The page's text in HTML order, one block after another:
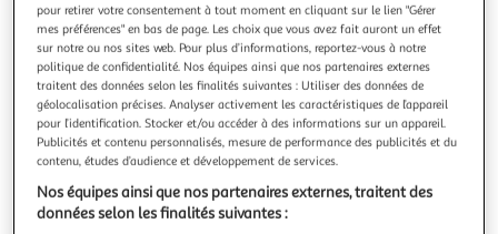
ATMOSPHERA
Ampoule À Led Ronde 14cm Ambre
Informations Techniques : Dimensions : D. 9,5 x H. 14,3 cm
Matières : Verre & Fer Spécificités : Ampoule à LED Design
et astucieux Facile à utiliser Poids : 0,056 kg Couleur :
En savoir +
Vous voulez connaître le prix de ce produit ?
pour retirer votre consentement à tout moment en cliquant sur le lien "Gérer
mes préférences" en bas de page. Les choix que vous avez fait auront un effet
sur notre ou nos sites web. Pour plus d’informations, reportez-vous à notre
politique de confidentialité. Nos équipes ainsi que nos partenaires externes
traitent des données selon les finalités suivantes : Utiliser des données de
géolocalisation précises. Analyser activement les caractéristiques de l’appareil
pour l’identification. Stocker et/ou accéder à des informations sur un appareil.
Publicités et contenu personnalisés, mesure de performance des publicités et du
contenu, études d’audience et développement de services.
Nos équipes ainsi que nos partenaires externes, traitent des
données selon les finalités suivantes :